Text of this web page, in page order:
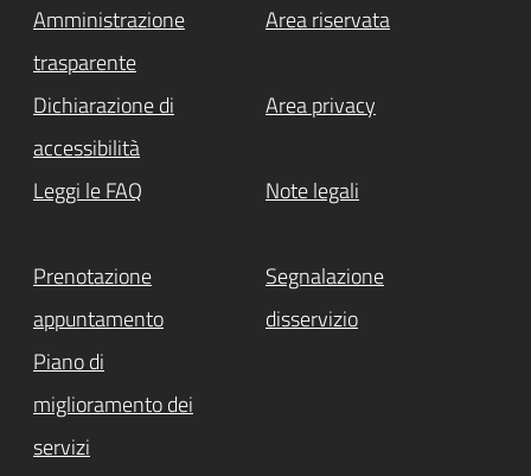
Amministrazione
trasparente
Area riservata
Dichiarazione di
accessibilità
Area privacy
Leggi le FAQ Note legali
Prenotazione
appuntamento
Segnalazione
disservizio
Piano di
miglioramento dei
servizi